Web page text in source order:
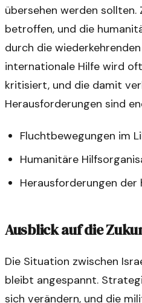
übersehen werden sollten.
betroffen, und die
durch die
internationale Hilfe wird
kritisiert, und die damit
Herausforderungen sind
Fluchtbewegungen im
Humanitäre
Herausforderungen der
Ausblick auf die
Die Situation zwischen
bleibt angespannt.
sich verändern, und die